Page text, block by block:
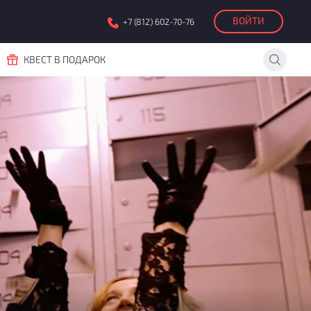
+7 (812) 602-70-76 ВОЙТИ
КВЕСТ В ПОДАРОК